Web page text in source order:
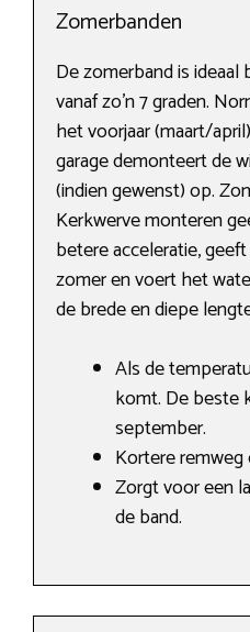
Zomerbanden
De zomerband is
vanaf zo’n 7 graden.
het voorjaar (maart/
garage demonteert de
(indien gewenst) op.
Kerkwerve monteren
betere acceleratie,
zomer en voert het
de brede en diepe
Als de
komt. De beste
september.
Kortere
Zorgt voor een
de band.